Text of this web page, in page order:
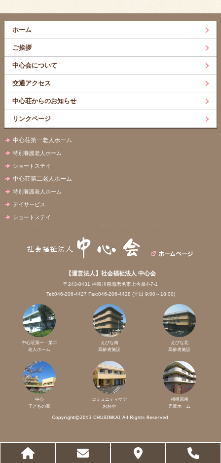
ホーム
ご挨拶
中心会について
交通アクセス
中心荘からのお知らせ
リンクページ
中心荘第一老人ホーム
特別養護老人ホーム
ショートステイ
中心荘第二老人ホーム
特別養護老人ホーム
デイサービス
ショートステイ
【運営法人】社会福祉法人 中心会
〒243-0431 神奈川県海老名市上今泉4-7-1
Tel:046-206-4427 Fax:046-206-4428 (平日 9:00～18:00)
中心荘第一・第二
老人ホーム
えびな南
高齢者施設
えびな北
高齢者施設
中心
子どもの家
コミュニティケア
おおや
相模原南
児童ホーム